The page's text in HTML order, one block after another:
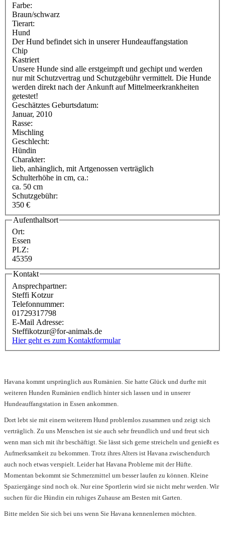
Farbe:
Braun/schwarz
Tierart:
Hund
Der Hund befindet sich in unserer Hundeauffangstation
Chip
Kastriert
Unsere Hunde sind alle erstgeimpft und gechipt und werden
nur mit Schutzvertrag und Schutzgebühr vermittelt. Die Hunde
werden direkt nach der Ankunft auf Mittelmeerkrankheiten
getestet!
Geschätztes Geburtsdatum:
Januar, 2010
Rasse:
Mischling
Geschlecht:
Hündin
Charakter:
lieb, anhänglich, mit Artgenossen verträglich
Schulterhöhe in cm, ca.:
ca. 50 cm
Schutzgebühr:
350 €
Aufenthaltsort
Ort:
Essen
PLZ:
45359
Kontakt
Ansprechpartner:
Steffi Kotzur
Telefonnummer:
01729317798
E-Mail Adresse:
Steffikotzur@for-animals.de
Hier geht es zum Kontaktformular
Havana kommt ursprünglich aus Rumänien. Sie hatte Glück und durfte mit
weiteren Hunden Rumänien endlich hinter sich lassen und in unserer
Hundeauffangstation in Essen ankommen.
Dort lebt sie mit einem weiterem Hund problemlos zusammen und zeigt sich
verträglich. Zu uns Menschen ist sie auch sehr freundlich und und freut sich
wenn man sich mit ihr beschäftigt. Sie lässt sich gerne streicheln und genießt es
Aufmerksamkeit zu bekommen. Trotz ihres Alters ist Havana zwischendurch
auch noch etwas verspielt. Leider hat Havana Probleme mit der Hüfte.
Momentan bekommt sie Schmerzmittel um besser laufen zu können. Kleine
Spaziergänge sind noch ok. Nur eine Sportlerin wird sie nicht mehr werden. Wir
suchen für die Hündin ein ruhiges Zuhause am Besten mit Garten.
Bitte melden Sie sich bei uns wenn Sie Havana kennenlernen möchten.